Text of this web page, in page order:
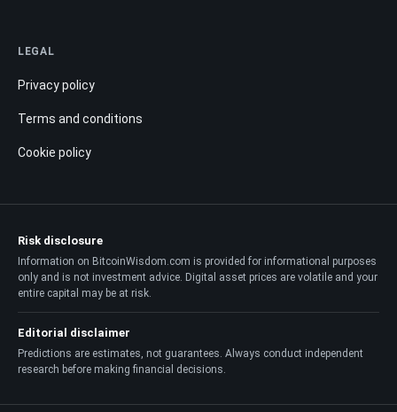
LEGAL
Privacy policy
Terms and conditions
Cookie policy
Risk disclosure
Information on BitcoinWisdom.com is provided for informational purposes
only and is not investment advice. Digital asset prices are volatile and your
entire capital may be at risk.
Editorial disclaimer
Predictions are estimates, not guarantees. Always conduct independent
research before making financial decisions.